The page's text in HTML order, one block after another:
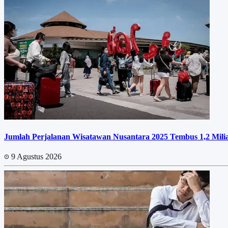
Jumlah Perjalanan Wisatawan Nusantara 2025 Tembus 1,2
9 Agustus 2026